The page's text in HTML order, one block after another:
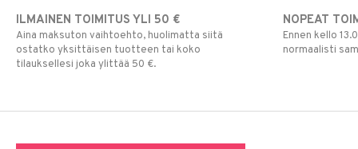
ILMAINEN TOIMITUS YLI 50 €
Aina maksuton vaihtoehto, huolimatta siitä
ostatko yksittäisen tuotteen tai koko
tilauksellesi joka ylittää 50 €.
NOPEAT
Ennen kello
normaalisti